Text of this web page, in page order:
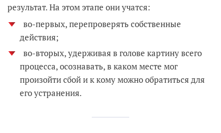
результат. На этом этапе они учатся:
во-первых, перепроверять собственные
действия;
во-вторых, удерживая в голове картину всего
процесса, осознавать, в каком месте мог
произойти сбой и к кому можно обратиться для
его устранения.